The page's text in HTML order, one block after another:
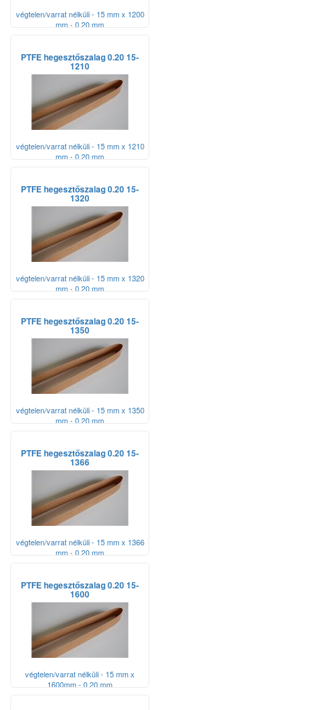
végtelen/varrat nélküli - 15 mm x 1200
mm - 0,20 mm
PTFE hegesztőszalag 0.20 15-
1210
végtelen/varrat nélküli - 15 mm x 1210
mm - 0,20 mm
PTFE hegesztőszalag 0.20 15-
1320
végtelen/varrat nélküli - 15 mm x 1320
mm - 0,20 mm
PTFE hegesztőszalag 0.20 15-
1350
végtelen/varrat nélküli - 15 mm x 1350
mm - 0,20 mm
PTFE hegesztőszalag 0.20 15-
1366
végtelen/varrat nélküli - 15 mm x 1366
mm - 0,20 mm
PTFE hegesztőszalag 0.20 15-
1600
végtelen/varrat nélküli - 15 mm x
1600mm - 0,20 mm